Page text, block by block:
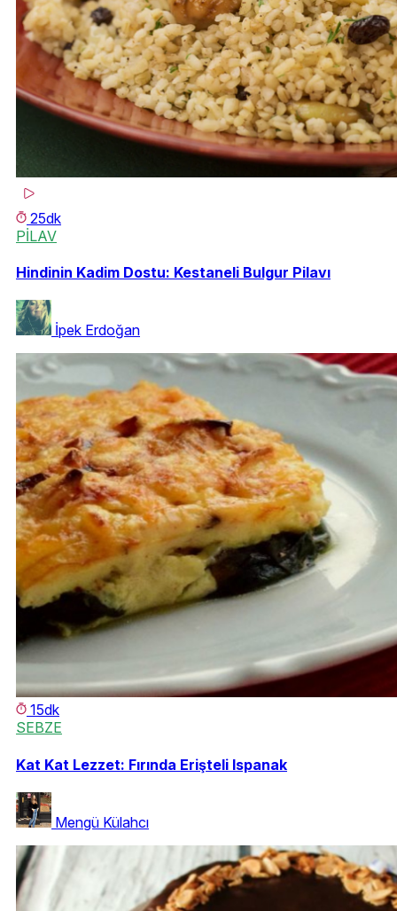
25dk
PİLAV
Hindinin Kadim Dostu: Kestaneli Bulgur Pilavı
İpek Erdoğan
15dk
SEBZE
Kat Kat Lezzet: Fırında Erişteli Ispanak
Mengü Külahcı